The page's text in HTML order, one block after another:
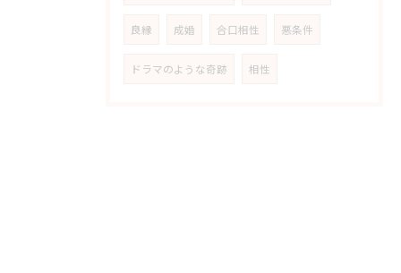
良縁 成婚 合口相性 悪条件
ドラマのような奇跡 相性